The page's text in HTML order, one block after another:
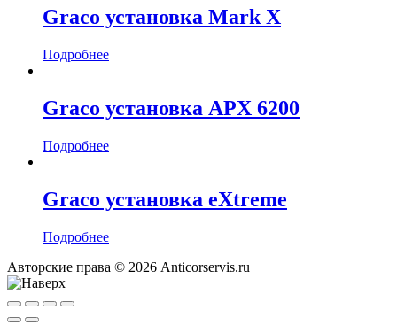
Graco установка Mark X
Подробнее
Graco установка APX 6200
Подробнее
Graco установка eXtreme
Подробнее
Авторские права © 2026 Anticorservis.ru